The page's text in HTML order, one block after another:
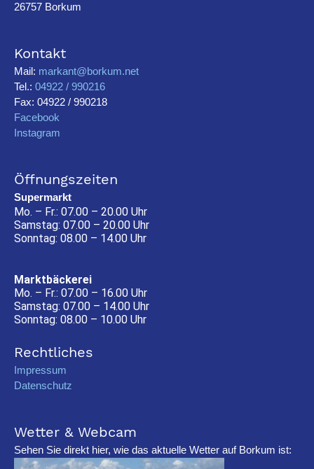
26757 Borkum
Kontakt
Mail: markant@borkum.net
Tel.: 04922 / 990216
Fax: 04922 / 990218
Facebook
Instagram
Öffnungszeiten
Supermarkt
Mo. – Fr.: 07.00 – 20.00 Uhr
Samstag: 07.00 – 20.00 Uhr
Sonntag: 08.00 – 14.00 Uhr
Marktbäckerei
Mo. – Fr.: 07.00 – 16.00 Uhr
Samstag: 07.00 – 14.00 Uhr
Sonntag: 08.00 – 10.00 Uhr
Rechtliches
Impressum
Datenschutz
Wetter & Webcam
Sehen Sie direkt hier, wie das aktuelle Wetter auf Borkum ist: